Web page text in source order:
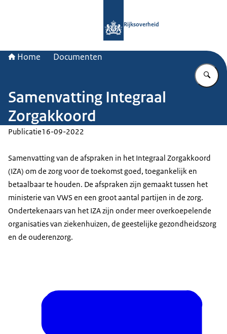
Rijksoverheid
Home Documenten
Samenvatting Integraal
Zorgakkoord
Publicatie16-09-2022
Samenvatting van de afspraken in het Integraal Zorgakkoord
(IZA) om de zorg voor de toekomst goed, toegankelijk en
betaalbaar te houden. De afspraken zijn gemaakt tussen het
ministerie van VWS en een groot aantal partijen in de zorg.
Ondertekenaars van het IZA zijn onder meer overkoepelende
organisaties van ziekenhuizen, de geestelijke gezondheidszorg
en de ouderenzorg.